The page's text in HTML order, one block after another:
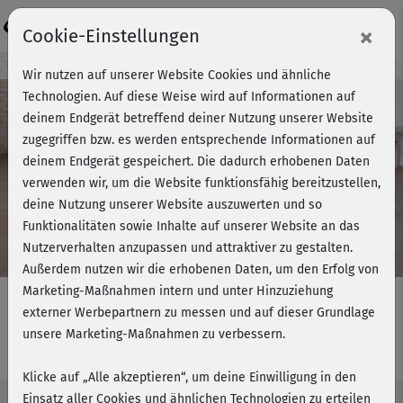
Play
Video
Kursvorschau - Jetzt mitmachen!
Functional Stretch: Unterkörper
Cookie-Einstellungen ×
Wir nutzen auf unserer Website Cookies und ähnliche
Technologien. Auf diese Weise wird auf Informationen auf
deinem Endgerät betreffend deiner Nutzung unserer Website
zugegriffen bzw. es werden entsprechende Informationen auf
deinem Endgerät gespeichert. Die dadurch erhobenen Daten
verwenden wir, um die Website funktionsfähig bereitzustellen,
deine Nutzung unserer Website auszuwerten und so
Funktionalitäten sowie Inhalte auf unserer Website an das
Nutzerverhalten anzupassen und attraktiver zu gestalten.
Außerdem nutzen wir die erhobenen Daten, um den Erfolg von
Marketing-Maßnahmen intern und unter Hinzuziehung
externer Werbepartnern zu messen und auf dieser Grundlage
unsere Marketing-Maßnahmen zu verbessern.
Klicke auf „Alle akzeptieren“, um deine Einwilligung in den
Einsatz aller Cookies und ähnlichen Technologien zu erteilen